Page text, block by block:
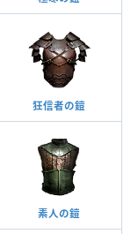
狂信者の鎧
素人の鎧